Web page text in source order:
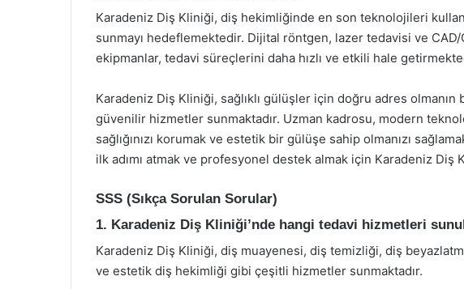
Karadeniz Diş Kliniği, diş hekimliğinde en son teknolojileri
sunmayı hedeflemektedir. Dijital röntgen, lazer tedavisi ve
ekipmanlar, tedavi süreçlerini daha hızlı ve etkili hale
Karadeniz Diş Kliniği, sağlıklı gülüşler için doğru adres olmanın
güvenilir hizmetler sunmaktadır. Uzman kadrosu, modern
sağlığınızı korumak ve estetik bir gülüşe sahip olmanızı
ilk adımı atmak ve profesyonel destek almak için Karadeniz Diş
SSS (Sıkça Sorulan Sorular)
1. Karadeniz Diş Kliniği’nde hangi tedavi hizmetleri
Karadeniz Diş Kliniği, diş muayenesi, diş temizliği, diş
ve estetik diş hekimliği gibi çeşitli hizmetler sunmaktadır.